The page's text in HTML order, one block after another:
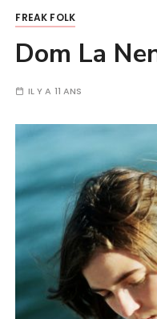
FREAK FOLK
Dom La
IL Y A 11 ANS